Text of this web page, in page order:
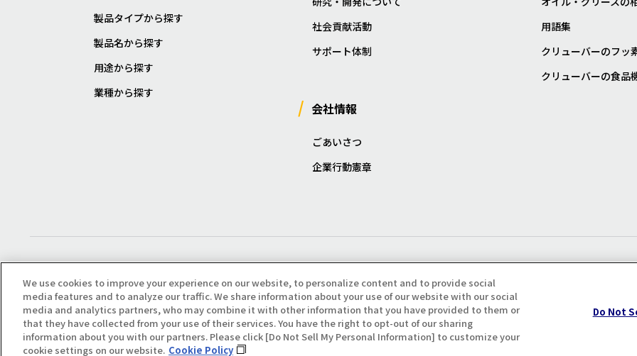
製品タイプから探す
製品名から探す
用途から探す
業種から探す
社会貢献活動
サポート体制
会社情報
ごあいさつ
企業行動憲章
用語集
クリューバーのフッ
クリューバーの食品
プライバシー・クッキーポリシ
Copyright(C) All Right Reserved. Producted by NOK KLÜBER CO., LTD.
We use cookies to improve your experience on our website, to personalize content and to provide social
media features and to analyze our traffic. We share information about your use of our website with our social
media and analytics partners, who may combine it with other information that you have provided to them or
that they have collected from your use of their services. You have the right to opt-out of our sharing
information about you with our partners. Please click [Do Not Sell My Personal Information] to customize your
cookie settings on our website. Cookie Policy
Do Not